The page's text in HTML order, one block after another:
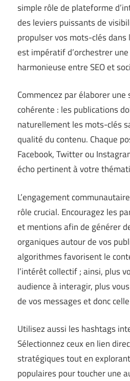
simple rôle de plateforme
des leviers puissants de
propulser vos mots-clés dans
est impératif d’orchestrer
harmonieuse entre SEO et
Commencez par élaborer
cohérente : les publications
naturellement les mots-clés
qualité du contenu. Chaque
Facebook, Twitter ou
écho pertinent à votre
L’engagement
rôle crucial. Encouragez les
et mentions afin de générer
organiques autour de vos
algorithmes favorisent le
l’intérêt collectif ; ainsi, plus
audience à interagir, plus
de vos messages et donc
Utilisez aussi les hashtags
Sélectionnez ceux en lien
stratégiques tout en
populaires pour toucher une